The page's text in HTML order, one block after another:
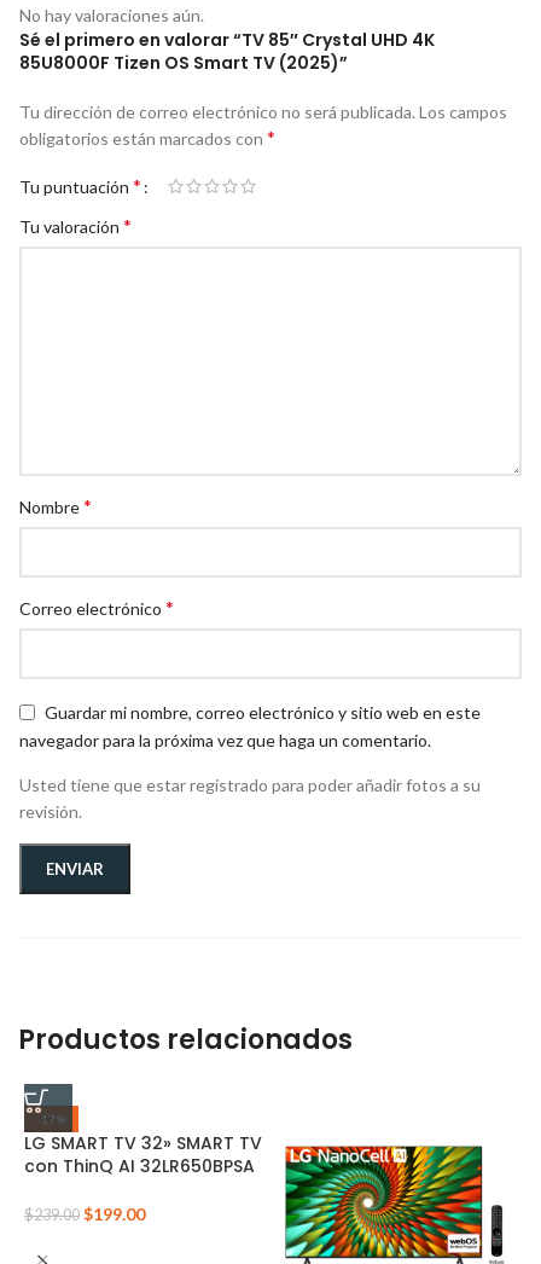
No hay valoraciones aún.
Sé el primero en valorar “TV 85″ Crystal UHD 4K
85U8000F Tizen OS Smart TV (2025)”
Tu dirección de correo electrónico no será publicada. Los campos
obligatorios están marcados con *
Tu puntuación *
Tu valoración *
Nombre*
Correo electrónico *
Guardar mi nombre, correo electrónico y sitio web en este
navegador para la próxima vez que haga un comentario.
Usted tiene que estar registrado para poder añadir fotos a su
revisión.
Productos relacionados
-17%
LG SMART TV 32» SMART TV
con ThinQ AI 32LR650BPSA
$239.00 $199.00